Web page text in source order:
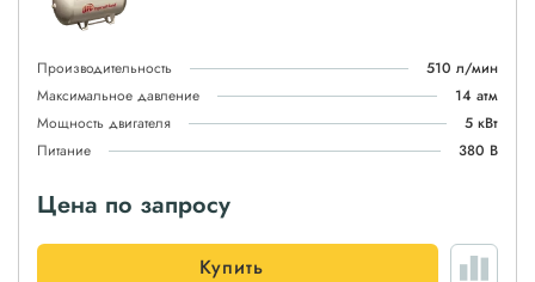
Производительность
510 л/мин
Максимальное давление
14 атм
Мощность двигателя
5 кВт
Питание
380 В
Цена по запросу
Купить